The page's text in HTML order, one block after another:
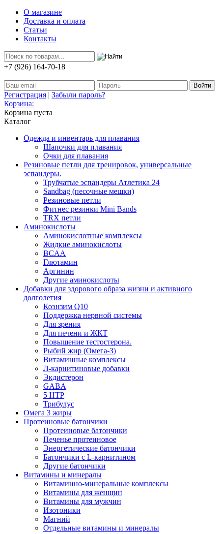
О магазине
Доставка и оплата
Статьи
Контакты
+7 (926) 164-70-18
Регистрация | Забыли пароль?
Корзина:
Корзина пуста
Каталог
Одежда и инвентарь для плавания
Шапочки для плавания
Очки для плавания
Резиновые петли для тренировок, универсальные
эспандеры.
Трубчатые эспандеры Атлетика 24
Sandbag (песочные мешки)
Резиновые петли
Фитнес резинки Mini Bands
TRX петли
Аминокислоты
Аминокислотные комплексы
Жидкие аминокислоты
BCAA
Глютамин
Аргинин
Другие аминокислоты
Добавки для здорового образа жизни и активного
долголетия
Коэнзим Q10
Поддержка нервной системы
Для зрения
Для печени и ЖКТ
Повышение тестостерона.
Рыбий жир (Омега-3)
Витаминные комплексы
Л-карнитиновые добавки
Экдистерон
GABA
5 HTP
Трибулус
Омега 3 жиры
Протеиновые батончики
Протеиновые батончики
Печенье протеиновое
Энергетические батончики
Батончики с L-карнитином
Другие батончики
Витамины и минералы
Витаминно-минеральные комплексы
Витамины для женщин
Витамины для мужчин
Изотоники
Магний
Отдельные витамины и минералы